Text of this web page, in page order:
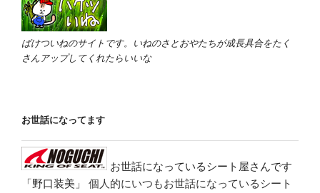
ばけついねのサイトです。いねのさとおやたちが成長具合をたく
さんアップしてくれたらいいな
お世話になってます
お世話になっているシート屋さんです
「野口装美」
個人的にいつもお世話になっているシート